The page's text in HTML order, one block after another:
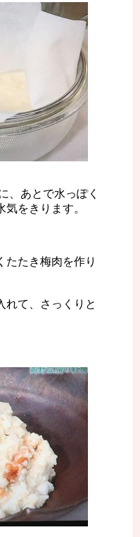
、あとで水っぽく
をきります。
たたき梅肉を作り
れて、さっくりと